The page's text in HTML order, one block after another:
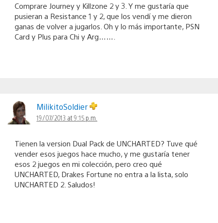
Comprare Journey y Killzone 2 y 3. Y me gustaría que
pusieran a Resistance 1 y 2, que los vendí y me dieron
ganas de volver a jugarlos. Oh y lo más importante, PSN
Card y Plus para Chi y Arg…….
MilikitoSoldier
19/07/2013 at 9:15 p.m.
Tienen la version Dual Pack de UNCHARTED? Tuve qué
vender esos juegos hace mucho, y me gustaría tener
esos 2 juegos en mi colección, pero creo qué
UNCHARTED, Drakes Fortune no entra a la lista, solo
UNCHARTED 2. Saludos!